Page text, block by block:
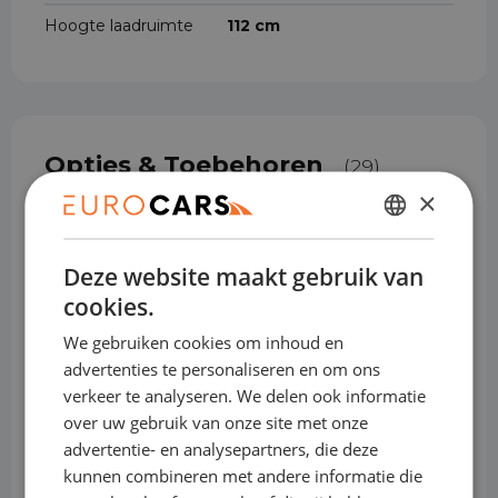
Hoogte laadruimte 112 cm
Opties & Toebehoren (29)
Airconditioning
Alarmsysteem
DUTCH
ENGLISH
×
Deze website maakt gebruik van
cookies.
We gebruiken cookies om inhoud en
advertenties te personaliseren en om ons
verkeer te analyseren. We delen ook informatie
over uw gebruik van onze site met onze
advertentie- en analysepartners, die deze
kunnen combineren met andere informatie die